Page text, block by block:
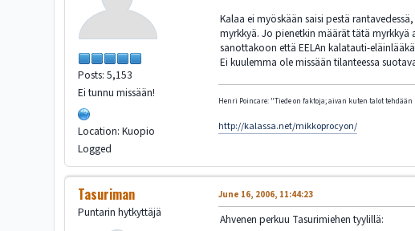
Posts: 5,153
Ei tunnu missään!
Location: Kuopio
Logged
Kalaa ei myöskään saisi pestä
myrkkyä. Jo pienetkin määrät tätä
sanottakoon että EELAn kalatauti-
Ei kuulemma ole missään tilanteessa
Henri Poincare: "Tiede on faktoja; aivan kuten talot
http://kalassa.net/mikkoprocyon/
Tasuriman
Puntarin hytkyttäjä
June 16, 2006, 11:44:23
Ahvenen perkuu Tasurimiehen tyylillä: